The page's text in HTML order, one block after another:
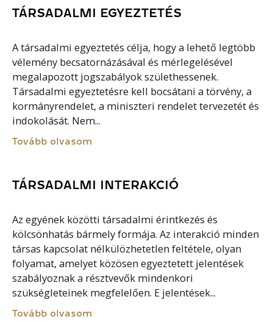
TÁRSADALMI EGYEZTETÉS
A társadalmi egyeztetés célja, hogy a lehető legtöbb
vélemény becsatornázásával és mérlegelésével
megalapozott jogszabályok születhessenek.
Társadalmi egyeztetésre kell bocsátani a törvény, a
kormányrendelet, a miniszteri rendelet tervezetét és
indokolását. Nem...
Tovább olvasom
TÁRSADALMI INTERAKCIÓ
Az egyének közötti társadalmi érintkezés és
kölcsönhatás bármely formája. Az interakció minden
társas kapcsolat nélkülözhetetlen feltétele, olyan
folyamat, amelyet közösen egyeztetett jelentések
szabályoznak a résztvevők mindenkori
szükségleteinek megfelelően. E jelentések...
Tovább olvasom